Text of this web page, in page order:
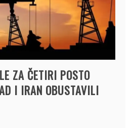
ZA ČETIRI POSTO
I IRAN OBUSTAVILI